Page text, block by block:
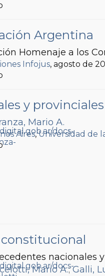
Argentina
Homenaje a los
Infojus, agosto de
y provinciales
Mario A.
Aires,Universidad de
nacionales
Mario A.;Galli,